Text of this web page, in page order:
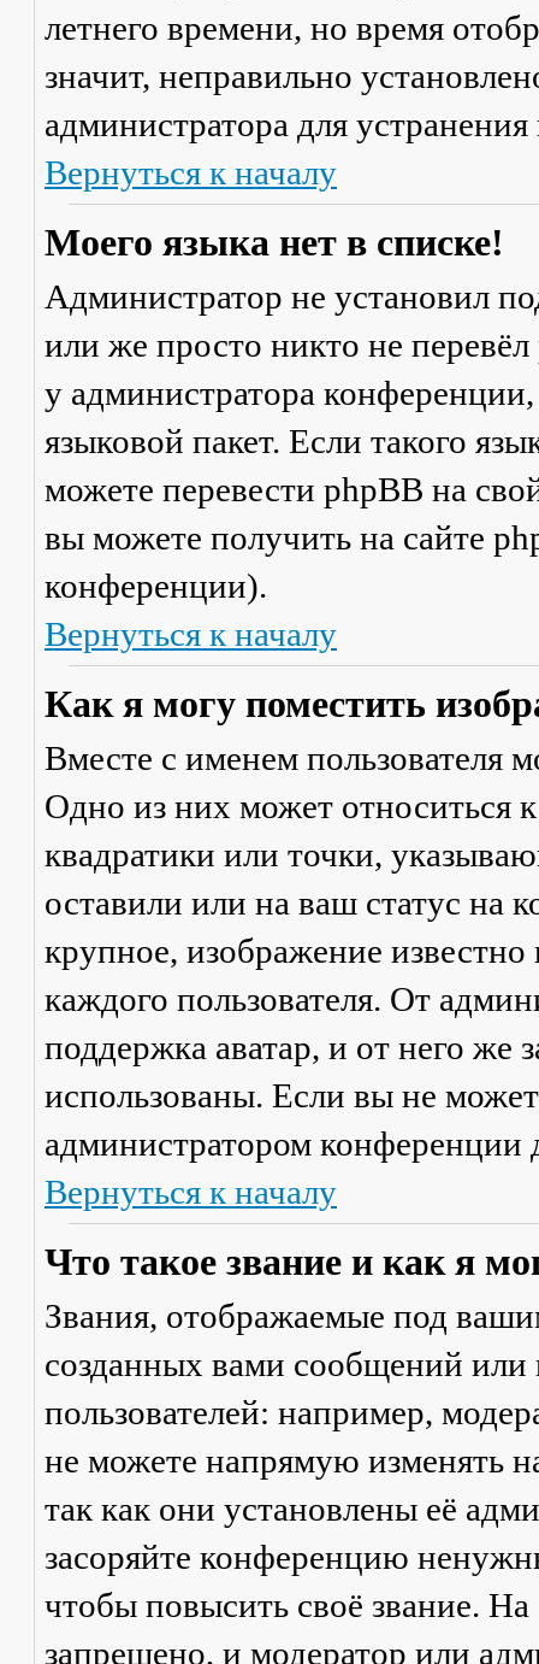
летнего времени, но время
значит, неправильно
администратора для
Вернуться к началу
Моего языка нет в списке!
Администратор не установил
или же просто никто не
у администратора
языковой пакет. Если такого
можете перевести phpBB на
вы можете получить на сайте
конференции).
Вернуться к началу
Как я могу поместить
Вместе с именем пользователя
Одно из них может относиться
квадратики или точки,
оставили или на ваш статус на
крупное, изображение
каждого пользователя. От
поддержка аватар, и от него же
использованы. Если вы не
администратором конференции
Вернуться к началу
Что такое звание и как я
Звания, отображаемые под
созданных вами сообщений
пользователей: например,
не можете напрямую изменять
так как они установлены её
засоряйте конференцию
чтобы повысить своё звание.
запрещено, и модератор или